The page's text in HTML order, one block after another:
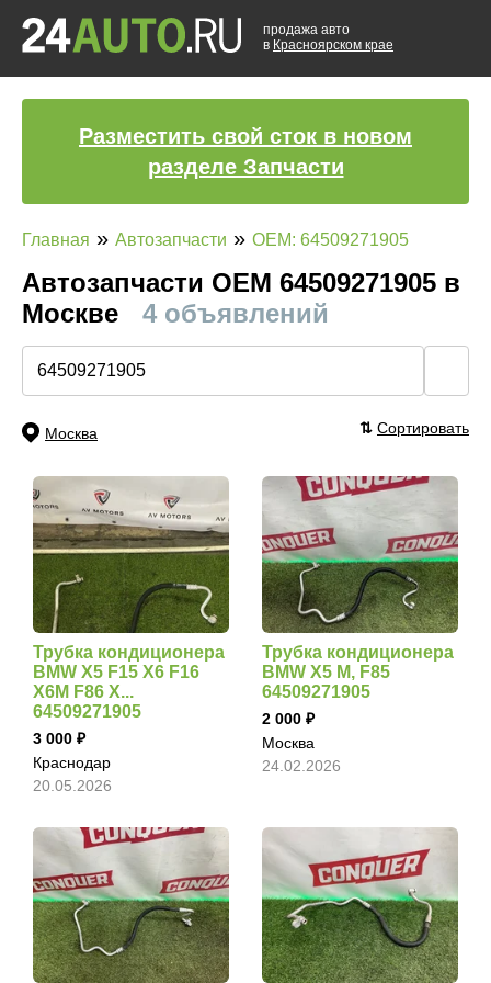
продажа авто
в Красноярском крае
Разместить свой сток в новом
разделе Запчасти
Главная » Автозапчасти » OEM: 64509271905
Автозапчасти ОЕМ 64509271905 в
Москве
4 объявлений
Москва ⇅ Сортировать
Трубка кондиционера
BMW X5 F15 X6 F16
X6M F86 X...
64509271905
3 000
Краснодар
20.05.2026
Трубка кондиционера
BMW X5 M, F85
64509271905
2 000
Москва
24.02.2026